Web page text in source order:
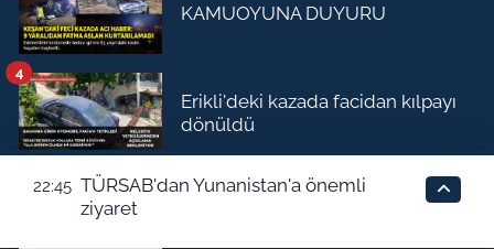
KAMUOYUNA DUYURU
Erikli'deki kazada facidan kılpayı
dönüldü
4
Haberimiz ses getirdi: Belediye
22:45 TÜRSAB'dan Yunanistan'a önemli
ziyaret